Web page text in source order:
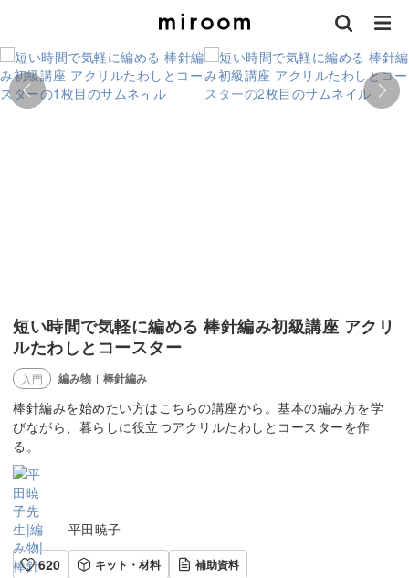
短い時間で気軽に編める 棒針編み初級講座 アクリ
ルたわしとコースター
入門 編み物 | 棒針編み
棒針編みを始めたい方はこちらの講座から。基本の編み方を学
びながら、暮らしに役立つアクリルたわしとコースターを作
る。
平田暁子
620
キット・材料 補助資料